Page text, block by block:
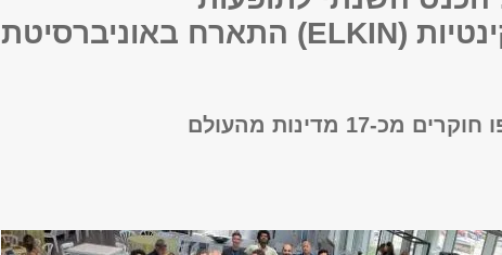
אלקטרו-קינטיות (ELKIN) התארח באוניברסיטת
17 מדינות מהעולם